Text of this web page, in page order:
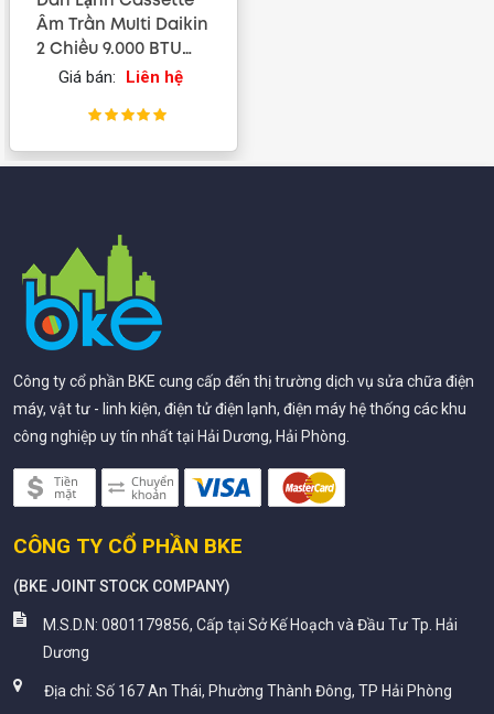
Âm Trần Multi Daikin
2 Chiều 9.000 BTU
(FFA25RV1V)
Giá bán: Liên hệ
Công ty cổ phần BKE cung cấp đến thị trường dịch vụ sửa chữa điện
máy, vật tư - linh kiện, điện tử điện lạnh, điện máy hệ thống các khu
công nghiệp uy tín nhất tại Hải Dương, Hải Phòng.
CÔNG TY CỔ PHẦN BKE
(BKE JOINT STOCK COMPANY)
M.S.D.N: 0801179856, Cấp tại Sở Kế Hoạch và Đầu Tư Tp. Hải
Dương
Địa chỉ: Số 167 An Thái, Phường Thành Đông, TP Hải Phòng